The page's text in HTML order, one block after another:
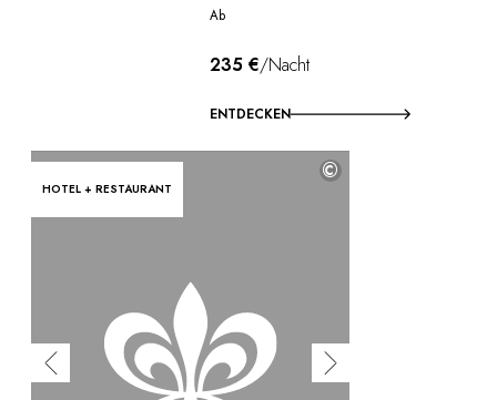
Ab
235 €/Nacht
ENTDECKEN
HOTEL + RESTAURANT
©